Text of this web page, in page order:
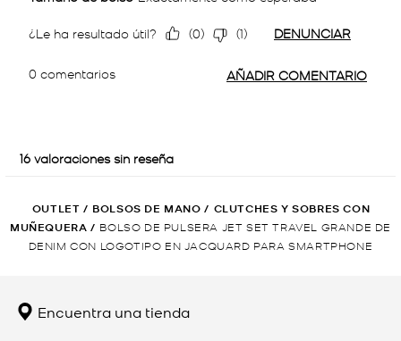
OUTLET / BOLSOS DE MANO / CLUTCHES Y SOBRES CON
MUÑEQUERA / BOLSO DE PULSERA JET SET TRAVEL GRANDE DE
DENIM CON LOGOTIPO EN JACQUARD PARA SMARTPHONE
Encuentra una tienda